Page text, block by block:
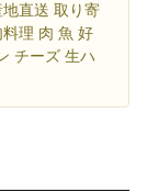
直送 取り寄
理 肉 魚 好
チーズ 生ハ